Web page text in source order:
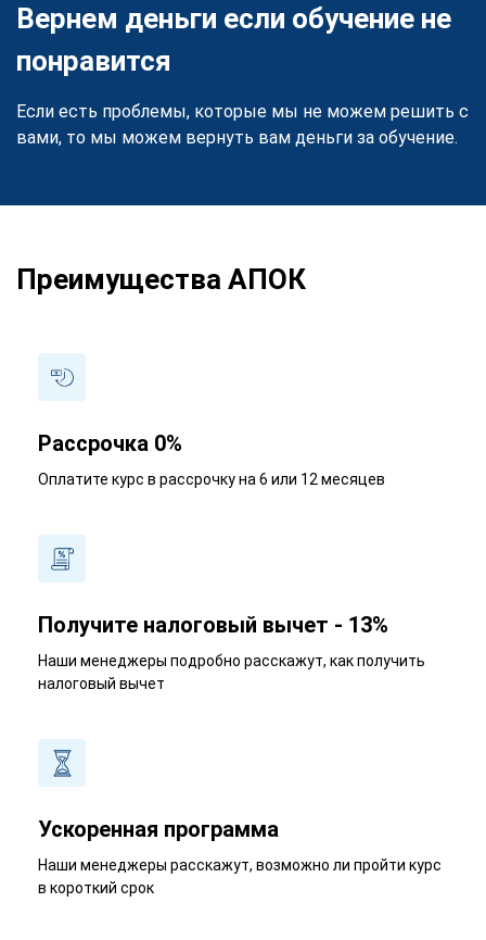
Вернем деньги если обучение не
понравится
Если есть проблемы, которые мы не можем решить с
вами, то мы можем вернуть вам деньги за обучение.
Преимущества АПОК
Рассрочка 0%
Оплатите курс в рассрочку на 6 или 12 месяцев
Получите налоговый вычет - 13%
Наши менеджеры подробно расскажут, как получить
налоговый вычет
Ускоренная программа
Наши менеджеры расскажут, возможно ли пройти курс
в короткий срок